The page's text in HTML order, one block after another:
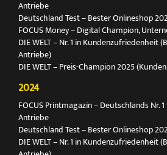
Antriebe
Deutschland Test – Bester Onlineshop
FOCUS Money – Digital Champion,
DIE WELT – Nr. 1 in Kundenzufriedenheit
Antriebe)
DIE WELT – Preis-Champion 2025
2024
FOCUS Printmagazin – Deutschlands Nr.
Antriebe
Deutschland Test – Bester Onlineshop
DIE WELT – Nr. 1 in Kundenzufriedenheit